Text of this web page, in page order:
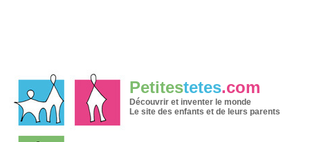
Petitestetes.com
Découvrir et inventer le monde
Le site des enfants et de leurs parents